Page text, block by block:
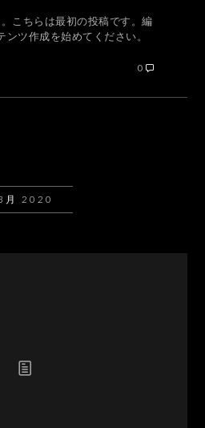
こちらは最初の投稿です。編
ツ作成を始めてください。
0
月 2020